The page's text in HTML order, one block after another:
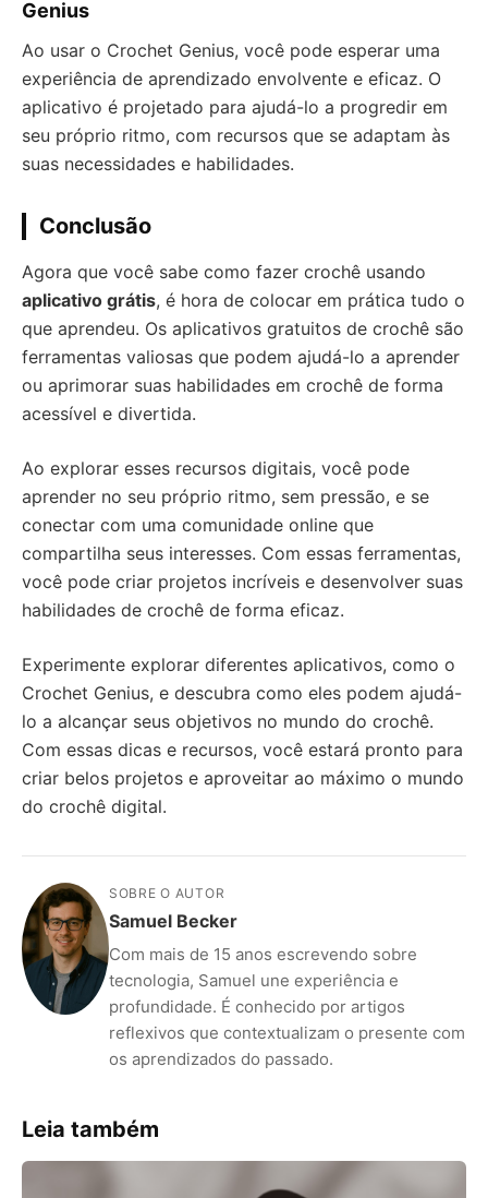
Genius
Ao usar o Crochet Genius, você pode esperar uma
experiência de aprendizado envolvente e eficaz. O
aplicativo é projetado para ajudá-lo a progredir em
seu próprio ritmo, com recursos que se adaptam às
suas necessidades e habilidades.
Conclusão
Agora que você sabe como fazer crochê usando
aplicativo grátis, é hora de colocar em prática tudo o
que aprendeu. Os aplicativos gratuitos de crochê são
ferramentas valiosas que podem ajudá-lo a aprender
ou aprimorar suas habilidades em crochê de forma
acessível e divertida.
Ao explorar esses recursos digitais, você pode
aprender no seu próprio ritmo, sem pressão, e se
conectar com uma comunidade online que
compartilha seus interesses. Com essas ferramentas,
você pode criar projetos incríveis e desenvolver suas
habilidades de crochê de forma eficaz.
Experimente explorar diferentes aplicativos, como o
Crochet Genius, e descubra como eles podem ajudá-
lo a alcançar seus objetivos no mundo do crochê.
Com essas dicas e recursos, você estará pronto para
criar belos projetos e aproveitar ao máximo o mundo
do crochê digital.
SOBRE O AUTOR
Samuel Becker
Com mais de 15 anos escrevendo sobre
tecnologia, Samuel une experiência e
profundidade. É conhecido por artigos
reflexivos que contextualizam o presente com
os aprendizados do passado.
Leia também